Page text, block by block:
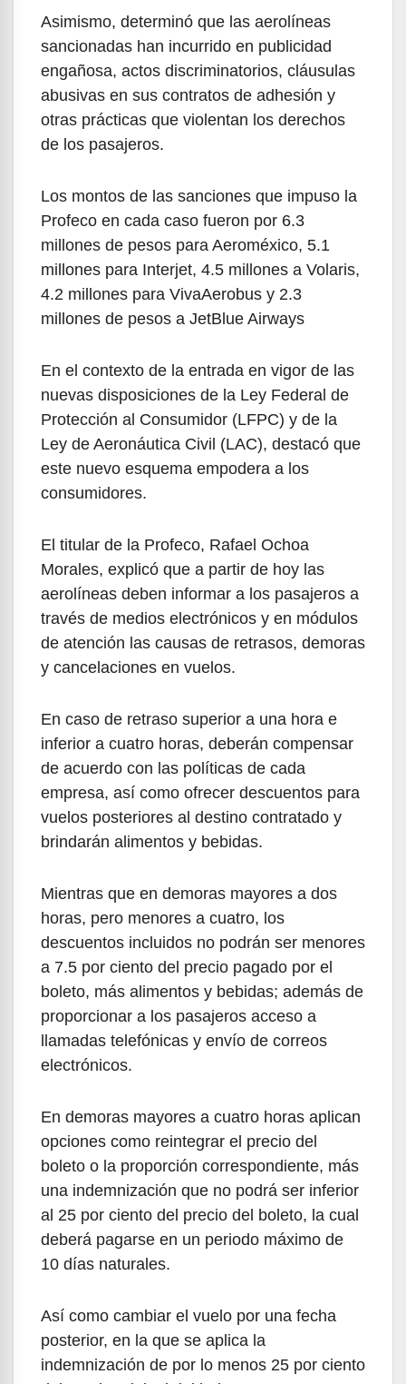
Asimismo, determinó que las aerolíneas
sancionadas han incurrido en publicidad
engañosa, actos discriminatorios, cláusulas
abusivas en sus contratos de adhesión y
otras prácticas que violentan los derechos
de los pasajeros.
Los montos de las sanciones que impuso la
Profeco en cada caso fueron por 6.3
millones de pesos para Aeroméxico, 5.1
millones para Interjet, 4.5 millones a Volaris,
4.2 millones para VivaAerobus y 2.3
millones de pesos a JetBlue Airways
En el contexto de la entrada en vigor de las
nuevas disposiciones de la Ley Federal de
Protección al Consumidor (LFPC) y de la
Ley de Aeronáutica Civil (LAC), destacó que
este nuevo esquema empodera a los
consumidores.
El titular de la Profeco, Rafael Ochoa
Morales, explicó que a partir de hoy las
aerolíneas deben informar a los pasajeros a
través de medios electrónicos y en módulos
de atención las causas de retrasos, demoras
y cancelaciones en vuelos.
En caso de retraso superior a una hora e
inferior a cuatro horas, deberán compensar
de acuerdo con las políticas de cada
empresa, así como ofrecer descuentos para
vuelos posteriores al destino contratado y
brindarán alimentos y bebidas.
Mientras que en demoras mayores a dos
horas, pero menores a cuatro, los
descuentos incluidos no podrán ser menores
a 7.5 por ciento del precio pagado por el
boleto, más alimentos y bebidas; además de
proporcionar a los pasajeros acceso a
llamadas telefónicas y envío de correos
electrónicos.
En demoras mayores a cuatro horas aplican
opciones como reintegrar el precio del
boleto o la proporción correspondiente, más
una indemnización que no podrá ser inferior
al 25 por ciento del precio del boleto, la cual
deberá pagarse en un periodo máximo de
10 días naturales.
Así como cambiar el vuelo por una fecha
posterior, en la que se aplica la
indemnización de por lo menos 25 por ciento